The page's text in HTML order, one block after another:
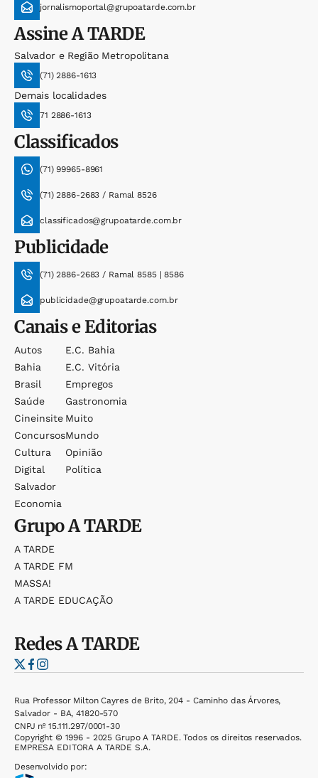
jornalismoportal@grupoatarde.com.br
AssineA TARDE
Salvador e Região Metropolitana
(71) 2886-1613
Demais localidades
71 2886-1613
Classificados
(71) 99965-8961
(71) 2886-2683 / Ramal 8526
classificados@grupoatarde.com.br
Publicidade
(71) 2886-2683 / Ramal 8585 | 8586
publicidade@grupoatarde.com.br
Canais e Editorias
Autos
Bahia
Brasil
Saúde
Cineinsite
Concursos
Cultura
Digital
Salvador
Economia
E.c. Bahia
E.c. Vitória
Empregos
Gastronomia
Muito
Mundo
Opinião
Política
GrupoA TARDE
A TARDE
A TARDE FM
MASSA!
A TARDE EDUCAÇÃO
RedesA TARDE
Rua Professor Milton Cayres de Brito, 204 - Caminho das Árvores,
Salvador - BA, 41820-570
CNPJ nº 15.111.297/0001-30
Copyright © 1996 - 2025 Grupo A TARDE. Todos os direitos reservados.
EMPRESA EDITORA A TARDE S.A.
Desenvolvido por: